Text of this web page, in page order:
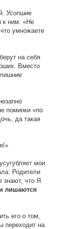
Усопшие
к ним: «Не
умножаете
на себя
Вместо
поминки «по
да такая
мои
Родители
знают, что Я
лишаются
его о том,
переходит на